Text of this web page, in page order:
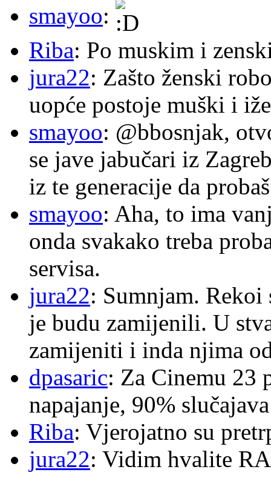
smayoo:
Riba: Po muskim i
jura22: Zašto ženski
uopće postoje muški i
smayoo: @bbosnjak,
se jave jabučari iz
iz te generacije da
smayoo: Aha, to ima
onda svakako treba
servisa.
jura22: Sumnjam. Rekoi
je budu zamijenili. U
zamijeniti i inda njima
dpasaric: Za Cinemu 23
napajanje, 90%
Riba: Vjerojatno su
jura22: Vidim hvalite